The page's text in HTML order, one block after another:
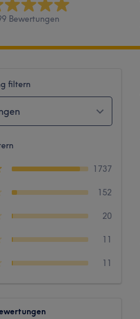
Bewertungen
filtern
1737
152
20
11
11